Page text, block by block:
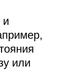
и
или